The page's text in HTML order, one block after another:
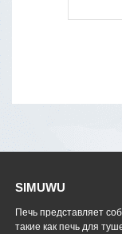
SIMUWU
Печь представляет
такие как печь для